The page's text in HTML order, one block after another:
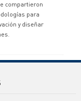
compartieron
para
y diseñar